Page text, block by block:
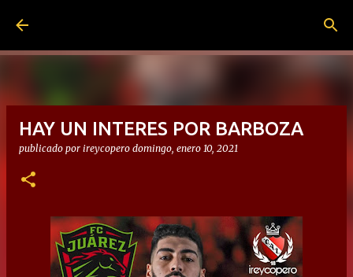
HAY UN INTERES POR BARBOZA
publicado por ireycopero domingo, enero 10, 2021